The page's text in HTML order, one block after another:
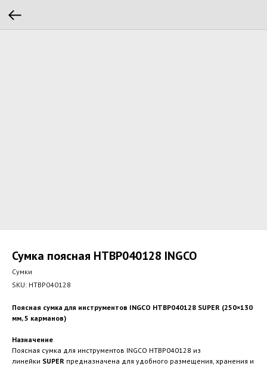
Сумка поясная HTBP040128 INGCO
Сумки
SKU: HTBP040128
Поясная сумка для инструментов INGCO HTBP040128 SUPER (250×130
мм, 5 карманов)
Назначение
Поясная сумка для инструментов INGCO HTBP040128 из
линейки SUPER предназначена для удобного размещения, хранения и